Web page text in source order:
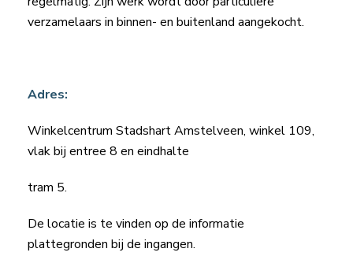
verzamelaars in binnen- en buitenland aangekocht.
Adres:
Winkelcentrum Stadshart Amstelveen, winkel 109,
vlak bij entree 8 en eindhalte
tram 5.
De locatie is te vinden op de informatie
plattegronden bij de ingangen.